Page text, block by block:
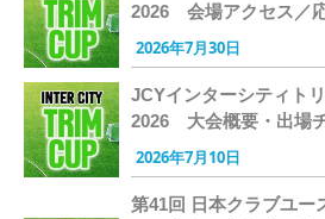
2026 会場アクセス／
2026年7月30日
JCYインターシティト
2026 大会概要・出場
2026年7月10日
第41回 日本クラブユー